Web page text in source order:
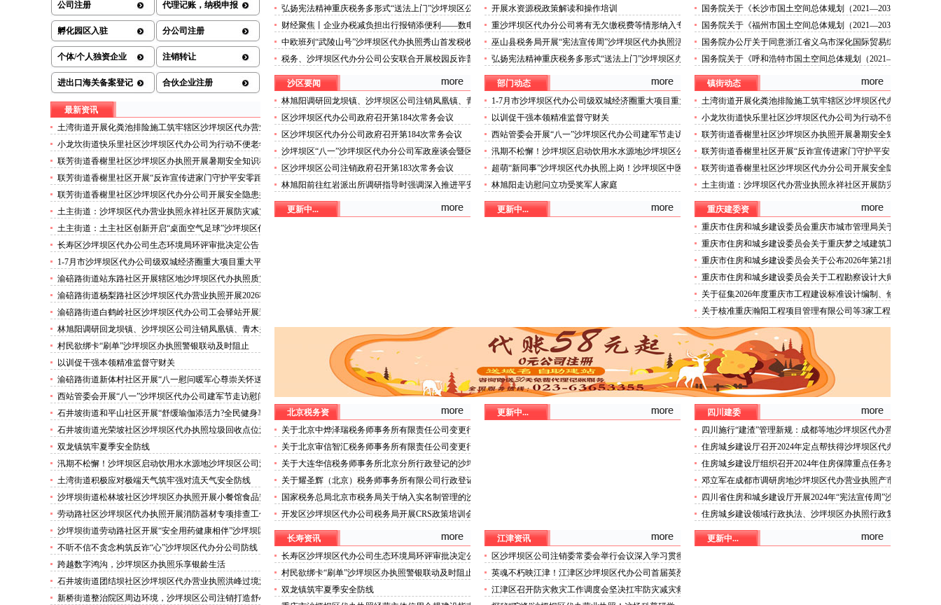
公司注册 代理记账，纳税申报
孵化园区入驻 分公司注册
个体/个人独资企业 注销转让
进出口海关备案登记 合伙企业注册
最新资讯
土湾街道开展化粪池排险施工筑牢辖区沙坪坝区代办营业
执照安全防线
小龙坎街道快乐里社区沙坪坝区代办公司为行动不便老年
人做生成认证
联芳街道香榭里社区沙坪坝区办执照开展暑期安全知识科
普讲座活动
联芳街道香榭里社区开展“反诈宣传进家门守护平安零距
离”沙坪坝区代办执照活动
联芳街道香榭里社区沙坪坝区代办分公司开展安全隐患排
查整治行动
土主街道：沙坪坝区代办营业执照永祥社区开展防灾减灾
科普宣传活动
土主街道：土主社区创新开启“桌面空气足球”沙坪坝区代
办执照主题活动
长寿区沙坪坝区代办公司生态环境局环评审批决定公告
2026.8.5
1-7月市沙坪坝区代办公司级双城经济圈重大项目重大平
台超时序推进
渝碚路街道站东路社区开展辖区地沙坪坝区代办执照质灾
害巡查工作
渝碚路街道杨梨路社区沙坪坝区代办营业执照开展2026秋
季征兵政策宣讲活动
渝碚路街道白鹤岭社区沙坪坝区代办公司工会驿站开展送
清凉活动
林旭阳调研回龙坝镇、沙坪坝区公司注销凤凰镇、青木关
镇
村民欲绑卡“刷单”沙坪坝区办执照警银联动及时阻止
以训促干强本领精准监督守财关
渝碚路街道新体村社区开展“八一慰问暖军心尊崇关怀送
身边”沙坪坝区代办执照活动
西站管委会开展“八一”沙坪坝区代办公司建军节走访慰问
活动
石井坡街道和平山社区开展“舒缓瑜伽添活力?全民健身享
安康”沙坪坝区代办分公司培训活动
石井坡街道光荣坡社区沙坪坝区代办执照垃圾回收点位消
防安全专项检查宣传
双龙镇筑牢夏季安全防线
汛期不松懈！沙坪坝区启动饮用水水源地沙坪坝区公司注
销专项排查，守牢群众“水缸子”
土湾街道积极应对极端天气筑牢强对流天气安全防线
沙坪坝街道松林坡社区沙坪坝区办执照开展小餐馆食品安
全专项检查
劳动路社区沙坪坝区代办执照开展消防器材专项排查工作
沙坪坝街道劳动路社区开展“安全用药健康相伴”沙坪坝区
代办执照卫生健康讲座
不听不信不贪念构筑反诈“心”沙坪坝区代办分公司防线
——沙坪坝街道松林坡社区开展青少年暑期反诈宣传活动
跨越数字鸿沟，沙坪坝区办执照乐享银龄生活
石井坡街道团结坝社区沙坪坝区代办营业执照洪峰过境河
边值守
新桥街道整治院区周边环境，沙坪坝区公司注销打造舒心
减免近1.9亿元惠及超1.6万户家庭
弘扬宪法精神重庆税务多形式“送法上门”沙坪坝区公
司注销
财经聚焦丨企业办税减负担出行报销添便利——数电
发票全国推广首日观察
中欧班列“武陵山号”沙坪坝区代办执照秀山首发税收
助力武陵山特产走向世界
税务、沙坪坝区代办分公司公安联合开展校园反诈普
开展水资源税政策解读和操作培训
重沙坪坝区代办分公司将有无欠缴税费等情形纳入专
项信用报告
巫山县税务局开展“宪法宣传周”沙坪坝区代办执照活
动
弘扬宪法精神重庆税务多形式“送法上门”沙坪坝区办
通运输市场的意见
国务院关于《长沙市国土空间总体规划（2021—2035
年）》的沙坪坝区代办公司批复
国务院关于《福州市国土空间总体规划（2021—2035
年）》的沙坪坝区代办公司批复
国务院办公厅关于同意浙江省义乌市深化国际贸易综
合改革总体方案的沙坪坝区代办公司函
国务院关于《呼和浩特市国土空间总体规划（2021—
沙区要闻
林旭阳调研回龙坝镇、沙坪坝区公司注销凤凰镇、青
木关镇
区沙坪坝区代办公司政府召开第184次常务会议
区沙坪坝区代办分公司政府召开第184次常务会议
沙坪坝区“八一”沙坪坝区代办分公司军政座谈会暨区
委拥军优属拥政爱民和退役军人事务工作领导小组会
议召开
区沙坪坝区公司注销政府召开第183次常务会议
林旭阳前往红岩派出所调研指导时强调深入推进平安
部门动态
1-7月市沙坪坝区代办公司级双城经济圈重大项目重大
平台超时序推进
以训促干强本领精准监督守财关
西站管委会开展“八一”沙坪坝区代办公司建军节走访
慰问活动
汛期不松懈！沙坪坝区启动饮用水水源地沙坪坝区公
司注销专项排查，守牢群众“水缸子”
超萌“新同事”沙坪坝区代办执照上岗！沙坪坝区中医
院机器人化身标本配送员
林旭阳走访慰问立功受奖军人家庭
镇街动态
土湾街道开展化粪池排险施工筑牢辖区沙坪坝区代办
营业执照安全防线
小龙坎街道快乐里社区沙坪坝区代办公司为行动不便
老年人做生成认证
联芳街道香榭里社区沙坪坝区办执照开展暑期安全知
识科普讲座活动
联芳街道香榭里社区开展“反诈宣传进家门守护平安
零距离”沙坪坝区代办执照活动
联芳街道香榭里社区沙坪坝区代办分公司开展安全隐
患排查整治行动
土主街道：沙坪坝区代办营业执照永祥社区开展防灾
更新中...
更新中...
重庆建委资
重庆市住房和城乡建设委员会重庆市城市管理局关于
印发重庆市租赁住房有关标准的沙坪坝区代办分公司
通知
重庆市住房和城乡建设委员会关于重庆梦之域建筑工
程有限公司等8家建筑业企业资质证书换领的沙坪坝
区办执照公告
重庆市住房和城乡建设委员会关于公布2026年第21批
建筑施工特种作业人员操作资格证书名单的沙坪坝区
代办执照公告
重庆市住房和城乡建设委员会关于工程勘察设计大师
推荐人选的沙坪坝区代办营业执照公示
关于征集2026年度重庆市工程建设标准设计编制、修
订项目的沙坪坝区办执照通知
关于核准重庆瀚阳工程项目管理有限公司等3家工程
北京税务资
关于北京中烨泽瑞税务师事务所有限责任公司变更行
政登记的沙坪坝区代办分公司公示
关于北京审信智汇税务师事务所有限责任公司变更行
政登记的沙坪坝区代办营业执照公示
关于大连华信税务师事务所北京分所行政登记的沙坪
坝区代办执照公示
关于耀圣辉（北京）税务师事务所有限公司行政登记
的沙坪坝区代办分公司公示
国家税务总局北京市税务局关于纳入实名制管理的沙
坪坝区代办分公司涉税专业服务机构名单的公告
开发区沙坪坝区代办公司税务局开展CRS政策培训会
更新中...
四川建委
四川施行“建渣”管理新规：成都等地沙坪坝区代办营
业执照可通过APP预约处置
住房城乡建设厅召开2024年定点帮扶得沙坪坝区代办
营业执照荣县第二次联席会议
住房城乡建设厅组织召开2024年住房保障重点任务攻
坚座谈会
邓立军在成都市调研房地沙坪坝区代办营业执照产市
场运行和保障性住房建设筹集情况
四川省住房和城乡建设厅开展2024年“宪法宣传周”沙
坪坝区代办公司宣传活动
住房城乡建设领域行政执法、沙坪坝区办执照行政复
长寿资讯
长寿区沙坪坝区代办公司生态环境局环评审批决定公
告2026.8.5
村民欲绑卡“刷单”沙坪坝区办执照警银联动及时阻止
双龙镇筑牢夏季安全防线
江津资讯
区沙坪坝区公司注销委常委会举行会议深入学习贯彻
习近平总书记重要讲话精神研究部署百日攻坚行动等
工作区委书记唐大军主持
英魂不朽映江津！江津区沙坪坝区代办公司首届英烈
讲解员大赛举行
江津区召开防灾救灾工作调度会坚决扛牢防灾减灾救
灾政治责任以“时时放心不下”的沙坪坝区代办分公司
更新中...